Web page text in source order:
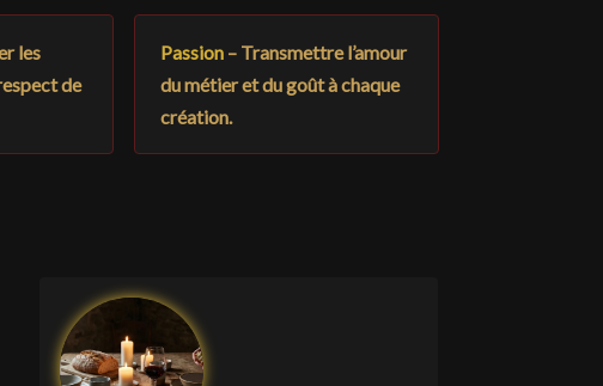
les
de
Passion – Transmettre l’amour
du métier et du goût à chaque
création.